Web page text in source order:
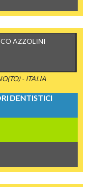
AZZOLINI
- ITALIA
DENTISTICI